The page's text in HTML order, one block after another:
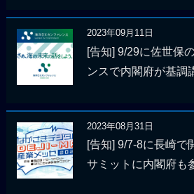
2023年09月11日
[告知] 9/29に佐世保
ンスで内閣府が基調
2023年08月31日
[告知] 9/7-8に長崎で
サミットに内閣府も